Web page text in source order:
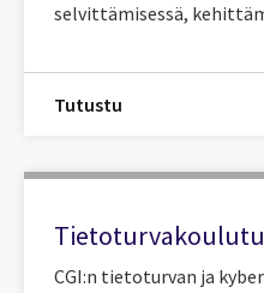
selvittämisessä,
Tutustu
CGI:n tietoturvan ja